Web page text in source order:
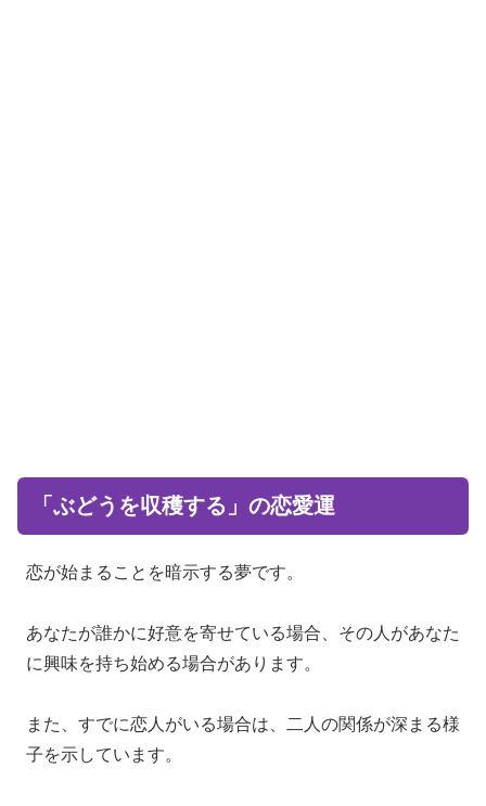
「ぶどうを収穫する」の恋愛運
恋が始まることを暗示する夢です。
あなたが誰かに好意を寄せている場合、その人があなた
に興味を持ち始める場合があります。
また、すでに恋人がいる場合は、二人の関係が深まる様
子を示しています。